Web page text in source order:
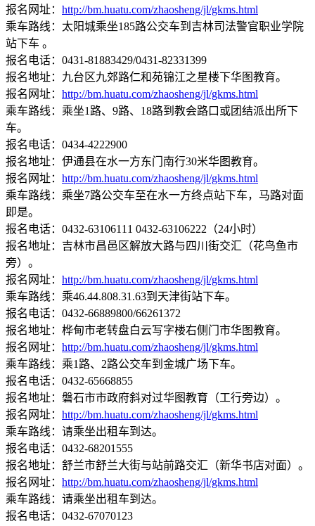
报名网址： http://bm.huatu.com/zhaosheng/jl/gkms.html
乘车路线：太阳城乘坐185路公交车到吉林司法警官职业学院
站下车 。
报名电话：0431-81883429/0431-82331399
报名地址：九台区九郊路仁和苑锦江之星楼下华图教育。
报名网址： http://bm.huatu.com/zhaosheng/jl/gkms.html
乘车路线：乘坐1路、9路、18路到教会路口或团结派出所下
车。
报名电话：0434-4222900
报名地址：伊通县在水一方东门南行30米华图教育。
报名网址： http://bm.huatu.com/zhaosheng/jl/gkms.html
乘车路线：乘坐7路公交车至在水一方终点站下车，马路对面
即是。
报名电话：0432-63106111 0432-63106222（24小时）
报名地址：吉林市昌邑区解放大路与四川街交汇（花鸟鱼市
旁）。
报名网址： http://bm.huatu.com/zhaosheng/jl/gkms.html
乘车路线：乘46.44.808.31.63到天津街站下车。
报名电话：0432-66889800/66261372
报名地址：桦甸市老转盘白云写字楼右侧门市华图教育。
报名网址： http://bm.huatu.com/zhaosheng/jl/gkms.html
乘车路线：乘1路、2路公交车到金城广场下车。
报名电话：0432-65668855
报名地址：磐石市市政府斜对过华图教育（工行旁边）。
报名网址： http://bm.huatu.com/zhaosheng/jl/gkms.html
乘车路线：请乘坐出租车到达。
报名电话：0432-68201555
报名地址：舒兰市舒兰大街与站前路交汇（新华书店对面）。
报名网址： http://bm.huatu.com/zhaosheng/jl/gkms.html
乘车路线：请乘坐出租车到达。
报名电话：0432-67070123